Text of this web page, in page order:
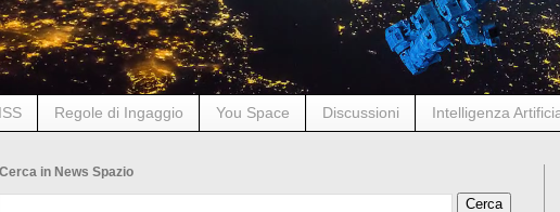
Regole di Ingaggio You Space Discussioni Intelligenza
Cerca in News Spazio